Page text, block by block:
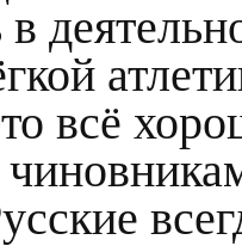
всё